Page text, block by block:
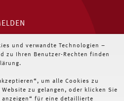
und verwandte Technologien –
zu Ihren Benutzer-Rechten finden
um alle Cookies zu
zu gelangen, oder klicken Sie
für eine detaillierte
für Wiederverkäufer